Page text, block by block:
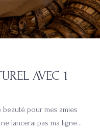
AVEC 1
pour mes amies
lancerai pas ma ligne…